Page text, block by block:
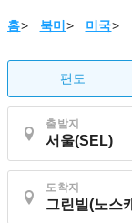
홈> 북미 > 미국>
편도
출발지
도착지